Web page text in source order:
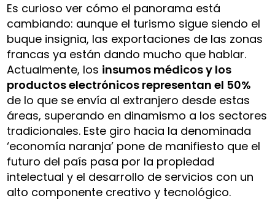
Es curioso ver cómo el panorama está
cambiando: aunque el turismo sigue siendo el
buque insignia, las exportaciones de las zonas
francas ya están dando mucho que hablar.
Actualmente, los insumos médicos y los
productos electrónicos representan el 50%
de lo que se envía al extranjero desde estas
áreas, superando en dinamismo a los sectores
tradicionales. Este giro hacia la denominada
‘economía naranja’ pone de manifiesto que el
futuro del país pasa por la propiedad
intelectual y el desarrollo de servicios con un
alto componente creativo y tecnológico.